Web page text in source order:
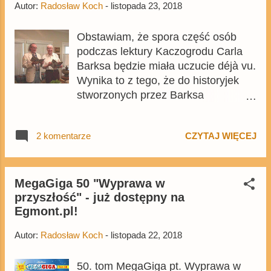
znajdziecie m.in. nową historyjkę
Autor: Radosław Koch - listopada 23, 2018
Obstawiam, że spora część osób
podczas lektury Kaczogrodu Carla
Barksa będzie miała uczucie déjà vu.
Wynika to z tego, że do historyjek
stworzonych przez Barksa
komiksy, które od wielu lat były
chciałbym wskazać kilka komiksów
zawartych w pierwszych dwóch
tomach kolekcji Barksa , do których
Sknerusem. Przy okazji
2 komentarze CZYTAJ WIĘCEJ
MegaGiga 50 "Wyprawa w
przyszłość" - już dostępny na
Egmont.pl!
Autor: Radosław Koch - listopada 22, 2018
50. tom MegaGiga pt. Wyprawa w